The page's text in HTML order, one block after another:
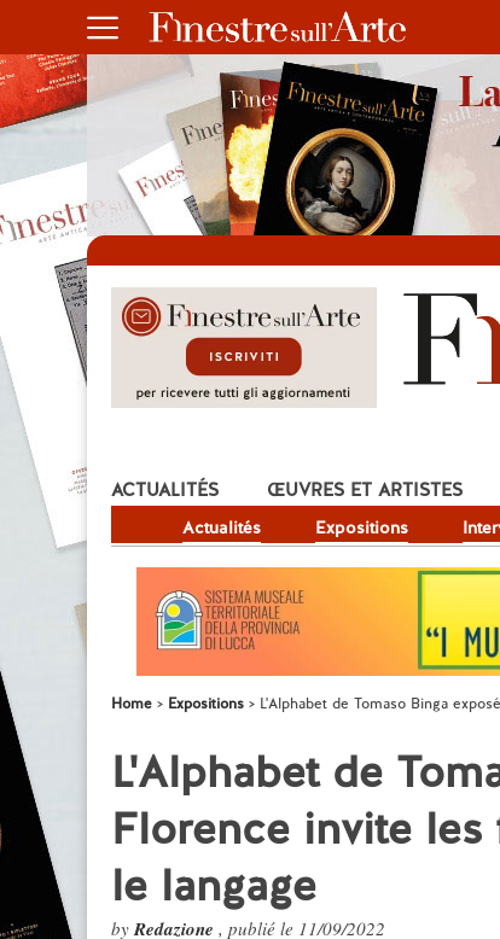
ACTUALITÉS
Actualités Expositions
ŒUVRES ET ARTISTES
Home Expositions L'Alphabet de Tomaso Binga
L'Alphabet de
Florence invite
le langage
byRedazione , publié le 11/09/2022